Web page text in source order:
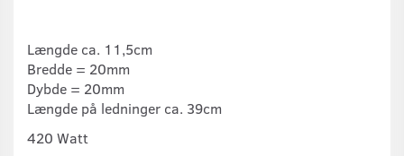
Længde ca. 11,5cm
Bredde = 20mm
Dybde = 20mm
Længde på ledninger ca. 39cm
420 Watt